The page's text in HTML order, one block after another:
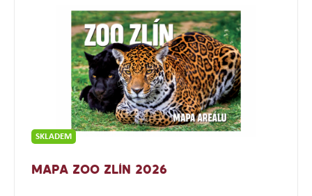
SKLADEM
MAPA ZOO ZLÍN 2026